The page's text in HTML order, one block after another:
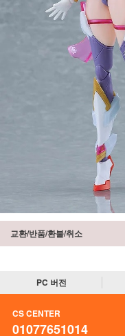
교환/반품/환불/취소
PC 버전
CS CENTER
01077651014